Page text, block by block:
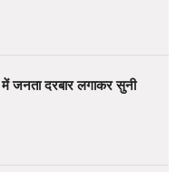
में जनता दरबार लगाकर सुनी